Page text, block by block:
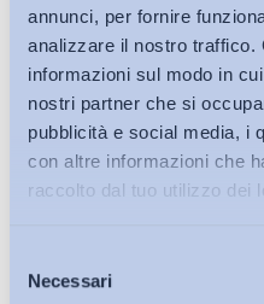
annunci, per fornire
analizzare il nostro traffico.
informazioni sul modo in
nostri partner che si
pubblicità e social media, i
con altre informazioni che
raccolto dal tuo utilizzo dei
delNecessariBollettini ADAPT